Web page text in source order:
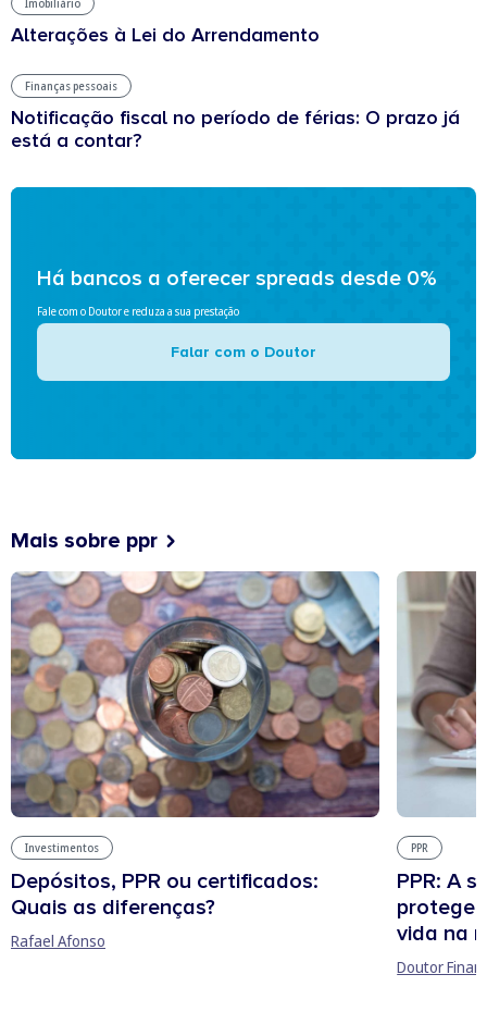
Imobiliário
Alterações à Lei do Arrendamento
Finanças pessoais
Notificação fiscal no período de férias: O prazo já
está a contar?
Há bancos a oferecer spreads desde 0%
Fale com o Doutor e reduza a sua prestação
Falar com o Doutor
Mais sobre ppr
Investimentos
Depósitos, PPR ou certificados:
Quais as diferenças?
Rafael Afonso
PPR
PPR: A
protege
vida na
Doutor